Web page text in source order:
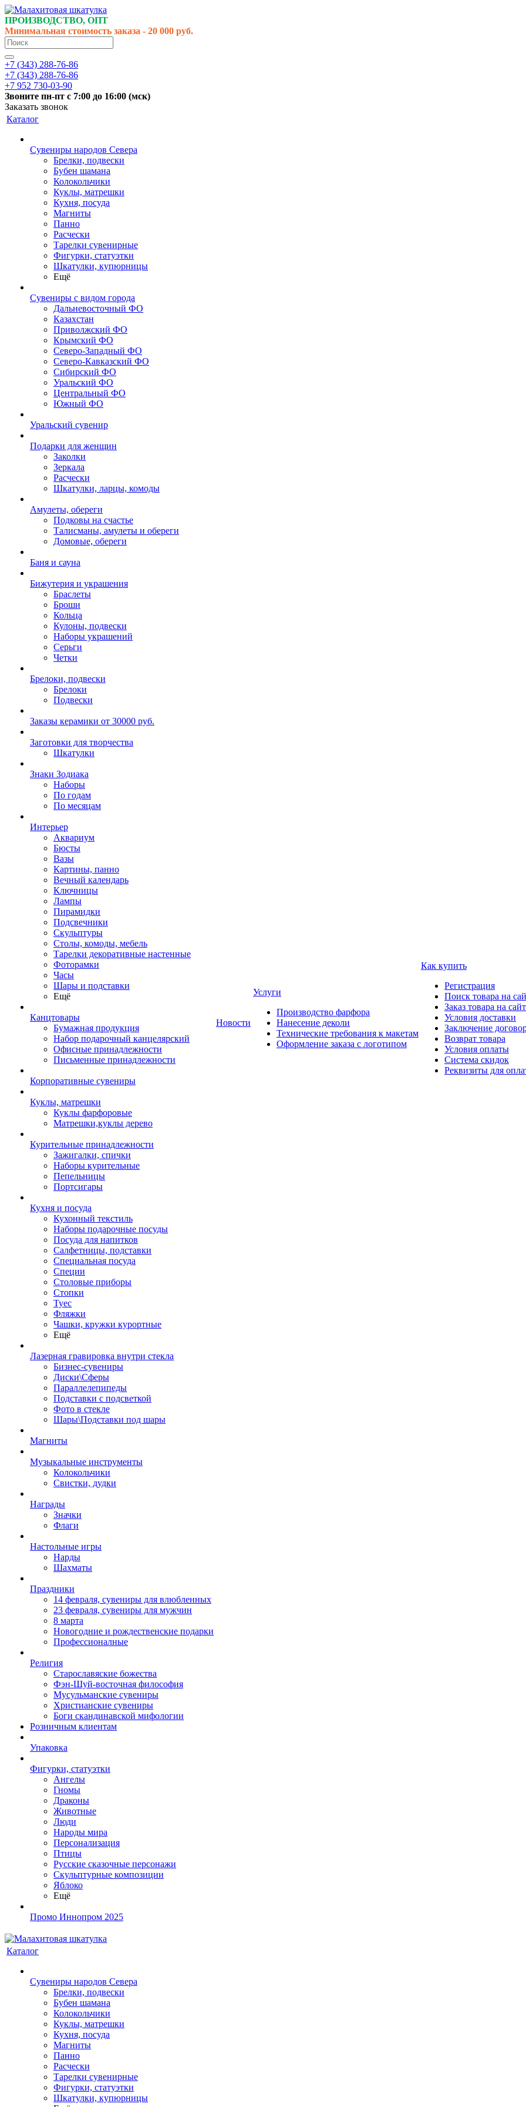
ПРОИЗВОДСТВО, ОПТ
Минимальная стоимость заказа - 20 000 руб.
+7 (343) 288-76-86
+7 (343) 288-76-86
+7 952 730-03-90
Звоните пн-пт с 7:00 до 16:00 (мск)
Заказать звонок
Каталог
Сувениры народов Севера
Брелки, подвески
Бубен шамана
Колокольчики
Куклы, матрешки
Кухня, посуда
Магниты
Панно
Расчески
Тарелки сувенирные
Фигурки, статуэтки
Шкатулки, купюрницы
Ещё
Сувениры с видом города
Дальневосточный ФО
Казахстан
Приволжский ФО
Крымский ФО
Северо-Западный ФО
Северо-Кавказский ФО
Сибирский ФО
Уральский ФО
Центральный ФО
Южный ФО
Уральский сувенир
Подарки для женщин
Заколки
Зеркала
Расчески
Шкатулки, ларцы, комоды
Амулеты, обереги
Подковы на счастье
Талисманы, амулеты и обереги
Домовые, обереги
Баня и сауна
Бижутерия и украшения
Браслеты
Броши
Кольца
Кулоны, подвески
Наборы украшений
Серьги
Четки
Брелоки, подвески
Брелоки
Подвески
Заказы керамики от 30000 руб.
Заготовки для творчества
Шкатулки
Знаки Зодиака
Наборы
По годам
По месяцам
Интерьер
Аквариум
Бюсты
Вазы
Картины, панно
Вечный календарь
Ключницы
Лампы
Пирамидки
Подсвечники
Скульптуры
Столы, комоды, мебель
Тарелки декоративные настенные
Фоторамки
Часы
Шары и подставки
Ещё
Канцтовары
Бумажная продукция
Набор подарочный канцелярский
Офисные принадлежности
Письменные принадлежности
Корпоративные сувениры
Куклы, матрешки
Куклы фарфоровые
Матрешки,куклы дерево
Курительные принадлежности
Зажигалки, спички
Наборы курительные
Пепельницы
Портсигары
Кухня и посуда
Кухонный текстиль
Наборы подарочные посуды
Посуда для напитков
Салфетницы, подставки
Специальная посуда
Специи
Столовые приборы
Стопки
Туес
Фляжки
Чашки, кружки курортные
Ещё
Лазерная гравировка внутри стекла
Бизнес-сувениры
Диски\Сферы
Параллелепипеды
Подставки с подсветкой
Фото в стекле
Шары\Подставки под шары
Магниты
Музыкальные инструменты
Колокольчики
Свистки, дудки
Награды
Значки
Флаги
Настольные игры
Нарды
Шахматы
Праздники
14 февраля, сувениры для влюбленных
23 февраля, сувениры для мужчин
8 марта
Новогодние и рождественские подарки
Профессионалные
Религия
Старославяские божества
Фэн-Шуй-восточная философия
Мусульманские сувениры
Христианские сувениры
Боги скандинавской мифологии
Розничным клиентам
Упаковка
Фигурки, статуэтки
Ангелы
Гномы
Драконы
Животные
Люди
Народы мира
Персонализация
Птицы
Русские сказочные персонажи
Скульптурные композиции
Яблоко
Ещё
Промо Иннопром 2025
Новости
Услуги
Производство фарфора
Нанесение деколи
Технические требования к макетам
Оформление заказа с логотипом
Как купить
Регистрация
Поиск товара на
Заказ товара на
Условия доставки
Заключение
Возврат товара
Условия оплаты
Система скидок
Реквизиты для
Каталог
Сувениры народов Севера
Брелки, подвески
Бубен шамана
Колокольчики
Куклы, матрешки
Кухня, посуда
Магниты
Панно
Расчески
Тарелки сувенирные
Фигурки, статуэтки
Шкатулки, купюрницы